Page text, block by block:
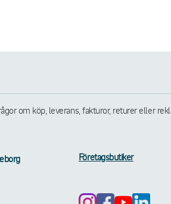
om köp, leverans, fakturor, returer eller
Företagsbutiker